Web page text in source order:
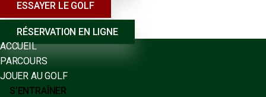
ESSAYER LE GOLF
RÉSERVATION EN LIGNE
ACCUEIL
PARCOURS
JOUER AU GOLF
S’ENTRAÎNER